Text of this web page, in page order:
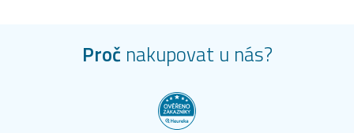
Proč nakupovat u nás?